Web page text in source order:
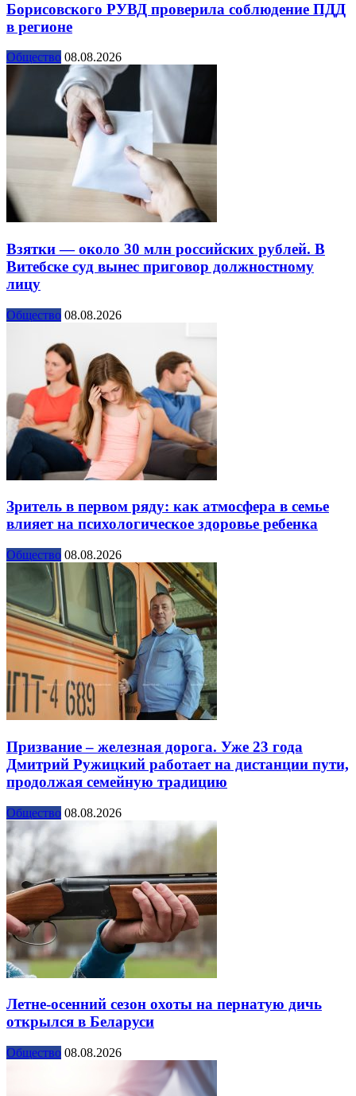
Борисовского РУВД проверила соблюдение ПДД
в регионе
Общество 08.08.2026
Взятки — около 30 млн российских рублей. В
Витебске суд вынес приговор должностному
лицу
Общество 08.08.2026
Зритель в первом ряду: как атмосфера в семье
влияет на психологическое здоровье ребенка
Общество 08.08.2026
Призвание – железная дорога. Уже 23 года
Дмитрий Ружицкий работает на дистанции пути,
продолжая семейную традицию
Общество 08.08.2026
Летне-осенний сезон охоты на пернатую дичь
открылся в Беларуси
Общество 08.08.2026